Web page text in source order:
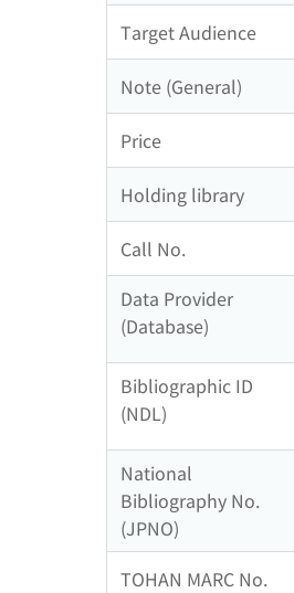
Target Audience
Note (General)
Price
Holding library
Call No.
Data Provider
(Database)
Bibliographic ID
(NDL)
National
Bibliography No.
(JPNO)
TOHAN MARC No.